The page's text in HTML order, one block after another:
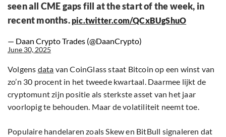
seen all CME gaps fill at the start of the week, in
recent months. pic.twitter.com/QCxBUgShuO
— Daan Crypto Trades (@DaanCrypto)
June 30, 2025
Volgens data van CoinGlass staat Bitcoin op een winst van
zo’n 30 procent in het tweede kwartaal. Daarmee lijkt de
cryptomunt zijn positie als sterkste asset van het jaar
voorlopig te behouden. Maar de volatiliteit neemt toe.
Populaire handelaren zoals Skew en BitBull signaleren dat